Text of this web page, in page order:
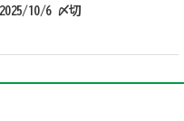
10/6 〆切